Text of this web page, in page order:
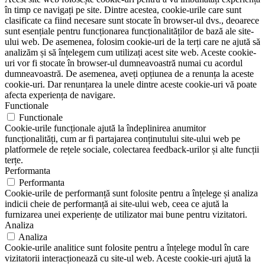
în timp ce navigați pe site. Dintre acestea, cookie-urile care sunt
clasificate ca fiind necesare sunt stocate în browser-ul dvs., deoarece
sunt esențiale pentru funcționarea funcționalităților de bază ale site-
ului web. De asemenea, folosim cookie-uri de la terți care ne ajută să
analizăm și să înțelegem cum utilizați acest site web. Aceste cookie-
uri vor fi stocate în browser-ul dumneavoastră numai cu acordul
dumneavoastră. De asemenea, aveți opțiunea de a renunța la aceste
cookie-uri. Dar renunțarea la unele dintre aceste cookie-uri vă poate
afecta experiența de navigare.
Functionale
Functionale
Cookie-urile funcționale ajută la îndeplinirea anumitor
funcționalități, cum ar fi partajarea conținutului site-ului web pe
platformele de rețele sociale, colectarea feedback-urilor și alte funcții
terțe.
Performanta
Performanta
Cookie-urile de performanță sunt folosite pentru a înțelege și analiza
indicii cheie de performanță ai site-ului web, ceea ce ajută la
furnizarea unei experiențe de utilizator mai bune pentru vizitatori.
Analiza
Analiza
Cookie-urile analitice sunt folosite pentru a înțelege modul în care
vizitatorii interacționează cu site-ul web. Aceste cookie-uri ajută la